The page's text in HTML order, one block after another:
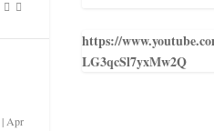
| Apr
https://
LG3qcSl7yxMw2Q